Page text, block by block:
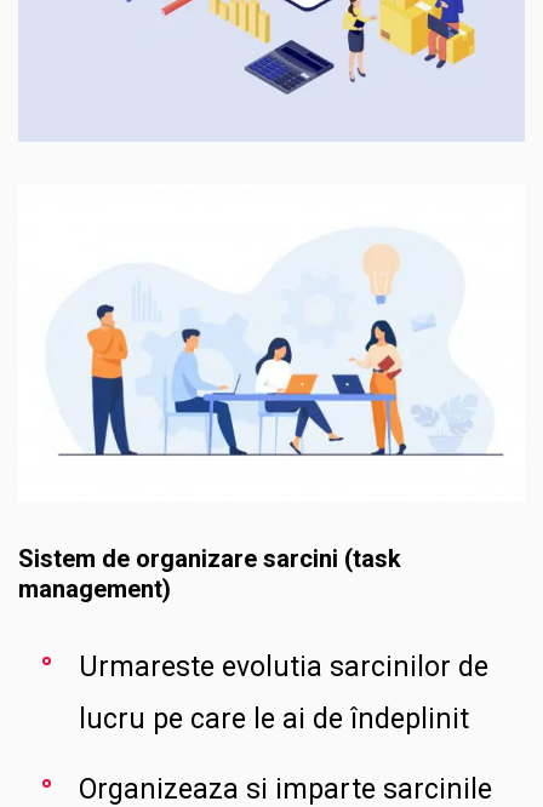
Sistem de organizare sarcini (task
management)
Urmareste evolutia sarcinilor de
lucru pe care le ai de îndeplinit
Organizeaza si imparte sarcinile